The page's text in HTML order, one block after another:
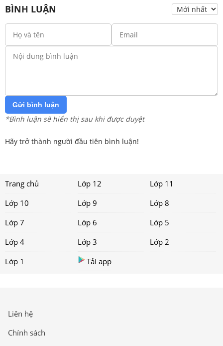
BÌNH LUẬN
Gửi bình luận
*Bình luận sẽ hiển thị sau khi được duyệt
Hãy trở thành người đầu tiên bình luận!
Trang chủ Lớp 12
Lớp 11
Lớp 10
Lớp 9
Lớp 8
Lớp 7
Lớp 6
Lớp 5
Lớp 4
Lớp 3
Lớp 2
Lớp 1
Tải app
Liên hệ
Chính sách